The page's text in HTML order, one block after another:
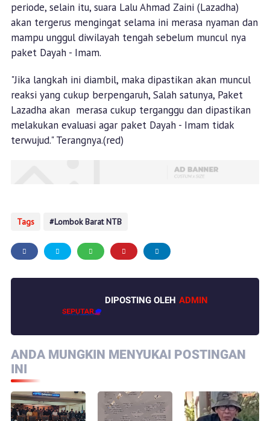
periode, selain itu, suara Lalu Ahmad Zaini (Lazadha)
akan tergerus mengingat selama ini merasa nyaman dan
mampu unggul diwilayah tengah sebelum muncul nya
paket Dayah - Imam.
"Jika langkah ini diambil, maka dipastikan akan muncul
reaksi yang cukup berpengaruh, Salah satunya, Paket
Lazadha akan merasa cukup terganggu dan dipastikan
melakukan evaluasi agar paket Dayah - Imam tidak
terwujud." Terangnya.(red)
Tags Lombok Barat NTB
DIPOSTING OLEH ADMIN
ANDA MUNGKIN MENYUKAI POSTINGAN
INI